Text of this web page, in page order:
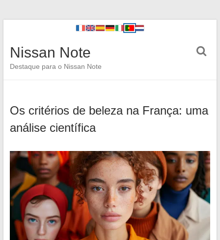
Nissan Note
Destaque para o Nissan Note
Os critérios de beleza na França: uma
análise científica